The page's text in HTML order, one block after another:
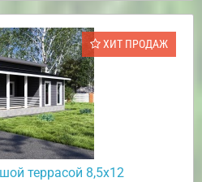
ХИТ ПРОДАЖ
террасой 8,5х12